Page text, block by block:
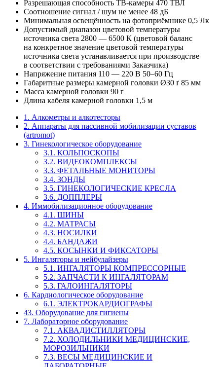
Разрешающая способность ТВ-камеры 470 ТВЛ
Соотношение сигнал / шум не менее 48 дБ
Минимальная освещённость на фотоприёмнике 0,5 Лк
Допустимый диапазон цветовой температуры
источника света 2800 — 6500 К (цветовой баланс
на конкретное значение цветовой температуры
источника света устанавливается при производстве
в соответствии с требованиями Заказчика)
Напpяжение питания 110 — 220 В 50–60 Гц
Габаритные размеры камерной головки Ø30 ґ 85 мм
Масса камеpной головки 90 г
Длина кабеля камерной головки 1,5 м
1. Алкометры и алкотесторы
2. Аппараты для пассивной мобилизации суставов
(artromot)
3. Гинекологическое оборудование
3.1. КОЛЬПОСКОПЫ
3.2. ВИДЕОКОМПЛЕКСЫ
3.3. ФЕТАЛЬНЫЕ МОНИТОРЫ
3.4. ЗОНДЫ
3.5. ГИНЕКОЛОГИЧЕСКИЕ КРЕСЛА
3.6. ДОППЛЕРЫ
4. Иммобилизационное оборудование
4.1. ШИНЫ
4.2. МАТРАСЫ
4.3. НОСИЛКИ
4.4. БАНДАЖИ
4.5. КОСЫНКИ И ФИКСАТОРЫ
5. Ингаляторы и нейбулайзеры
5.1. ИНГАЛЯТОРЫ КОМПРЕССОРНЫЕ
5.2. ЗАПЧАСТИ К ИНГАЛЯТОРАМ
5.3. ГАЛОИНГАЛЯТОРЫ
6. Кардиологическое оборудование
6.1. ЭЛЕКТРОКАРДИОГРАФЫ
43. Оборудование для гигиены
7. Лабораторное оборудование
7.1. АКВАДИСТИЛЛЯТОРЫ
7.2. ХОЛОДИЛЬНИКИ МЕДИЦИНСКИЕ,
МОРОЗИЛЬНИКИ
7.3. ВЕСЫ МЕДИЦИНСКИЕ И